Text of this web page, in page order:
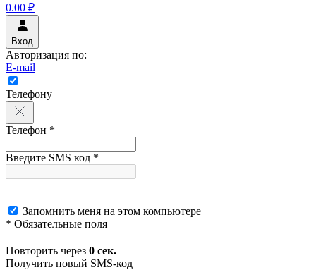
0.00 ₽
Вход
Авторизация по:
E-mail
Телефону
Телефон *
Введите SMS код *
Запомнить меня на этом компьютере
* Обязательные поля
Повторить через 0 сек.
Получить новый SMS-код